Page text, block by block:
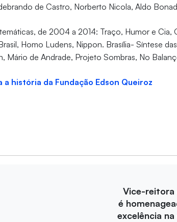
de Castro, Norberto Nicola, Aldo
de 2004 a 2014: Traço, Humor e Cia,
Homo Ludens, Nippon. Brasília- Síntese
Mário de Andrade, Projeto Sombras, No
a história da Fundação Edson Queiroz
Vice-reitora
é
excelência